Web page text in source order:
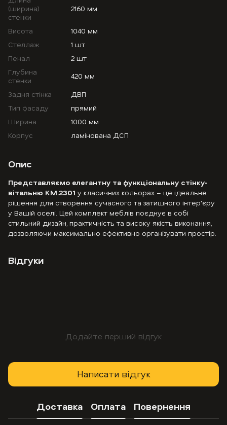
(ширина)
стенки
2160 мм
Висота
1040 мм
Стеллаж
1 шт
Пенал
2 шт
Глубина
стенки
420 мм
Задня стінка
ДВП
Тип фасаду
прямий
Ширина
1000 мм
Корпус
ламінована ДСП
Опис
Представляємо елегантну та функціональну стінку-
вітальню KM.2301 у класичних кольорах – це ідеальне
рішення для створення сучасного та затишного інтер'єру
у Вашій оселі. Цей комплект меблів поєднує в собі
стильний дизайн, практичність та високу якість виконання,
дозволяючи максимально ефективно організувати простір.
Відгуки
Додайте перший відгук
Написати відгук
Доставка Оплата Повернення